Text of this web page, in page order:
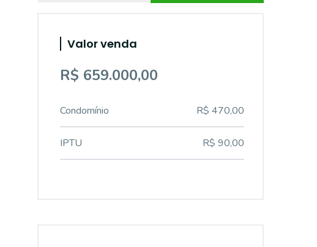
Valor venda
R$ 659.000,00
Condomínio R$ 470,00
IPTU R$ 90,00